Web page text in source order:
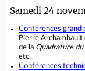
Samedi 24
Conférences grand
Pierre
de la Quadrature
etc.
Conférences